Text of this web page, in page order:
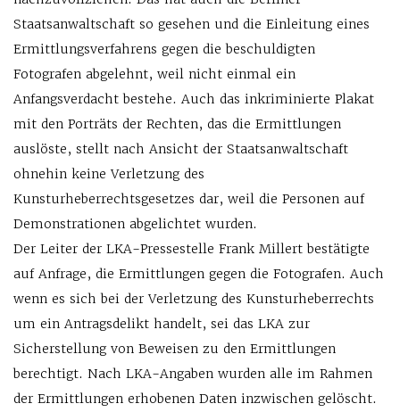
Staatsanwaltschaft so gesehen und die Einleitung eines
Ermittlungsverfahrens gegen die beschuldigten
Fotografen abgelehnt, weil nicht einmal ein
Anfangsverdacht bestehe. Auch das inkriminierte Plakat
mit den Porträts der Rechten, das die Ermittlungen
auslöste, stellt nach Ansicht der Staatsanwaltschaft
ohnehin keine Verletzung des
Kunsturheberrechtsgesetzes dar, weil die Personen auf
Demonstrationen abgelichtet wurden.
Der Leiter der LKA-Pressestelle Frank Millert bestätigte
auf Anfrage, die Ermittlungen gegen die Fotografen. Auch
wenn es sich bei der Verletzung des Kunsturheberrechts
um ein Antragsdelikt handelt, sei das LKA zur
Sicherstellung von Beweisen zu den Ermittlungen
berechtigt. Nach LKA-Angaben wurden alle im Rahmen
der Ermittlungen erhobenen Daten inzwischen gelöscht.